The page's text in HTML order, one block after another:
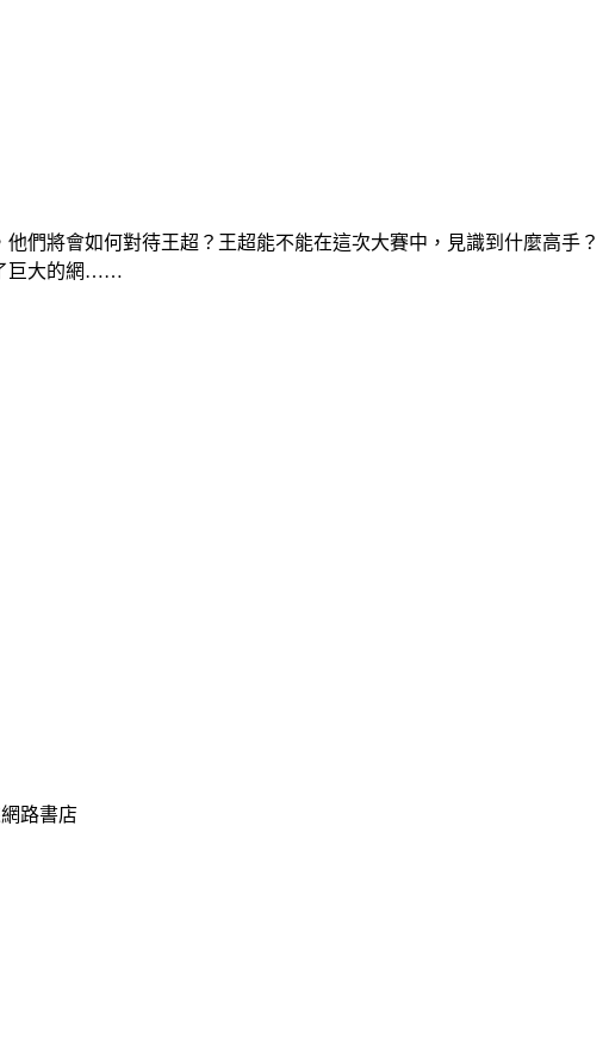
們將會如何對待王超？王超能不能在這次大賽中，見識到什麼高手？
巨大的網……
路書店